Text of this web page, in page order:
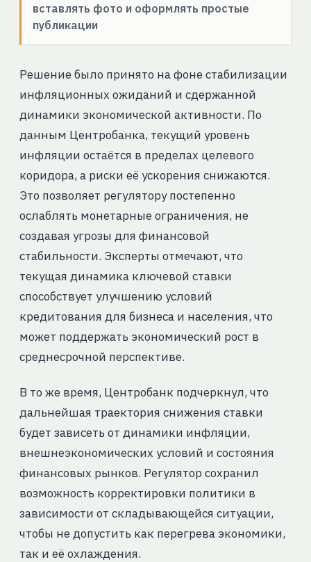
вставлять фото и оформлять простые
публикации
Решение было принято на фоне стабилизации
инфляционных ожиданий и сдержанной
динамики экономической активности. По
данным Центробанка, текущий уровень
инфляции остаётся в пределах целевого
коридора, а риски её ускорения снижаются.
Это позволяет регулятору постепенно
ослаблять монетарные ограничения, не
создавая угрозы для финансовой
стабильности. Эксперты отмечают, что
текущая динамика ключевой ставки
способствует улучшению условий
кредитования для бизнеса и населения, что
может поддержать экономический рост в
среднесрочной перспективе.
В то же время, Центробанк подчеркнул, что
дальнейшая траектория снижения ставки
будет зависеть от динамики инфляции,
внешнеэкономических условий и состояния
финансовых рынков. Регулятор сохранил
возможность корректировки политики в
зависимости от складывающейся ситуации,
чтобы не допустить как перегрева экономики,
так и её охлаждения.